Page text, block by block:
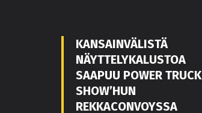
KANSAINVÄLISTÄ
NÄYTTELYKALUSTOA
SAAPUU POWER TRUCK
SHOW’HUN
REKKACONVOYSSA